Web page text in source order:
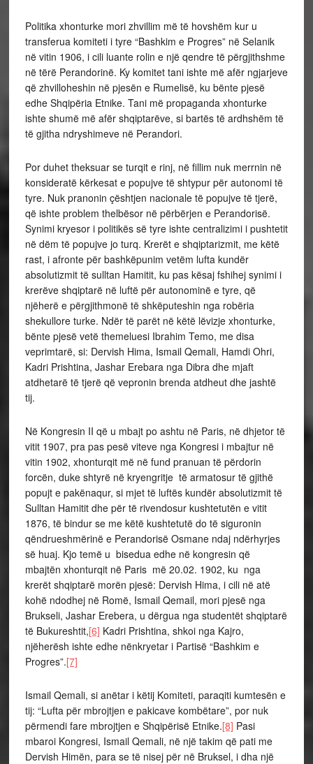
Politika xhonturke mori zhvillim më të hovshëm kur u
transferua komiteti i tyre “Bashkim e Progres” në Selanik
në vitin 1906, i cili luante rolin e një qendre të përgjithshme
në tërë Perandorinë. Ky komitet tani ishte më afër ngjarjeve
që zhvilloheshin në pjesën e Rumelisë, ku bënte pjesë
edhe Shqipëria Etnike. Tani më propaganda xhonturke
ishte shumë më afër shqiptarëve, si bartës të ardhshëm të
të gjitha ndryshimeve në Perandori.
Por duhet theksuar se turqit e rinj, në fillim nuk merrnin në
konsideratë kërkesat e popujve të shtypur për autonomi të
tyre. Nuk pranonin çështjen nacionale të popujve të tjerë,
që ishte problem thelbësor në përbërjen e Perandorisë.
Synimi kryesor i politikës së tyre ishte centralizimi i pushtetit
në dëm të popujve jo turq. Krerët e shqiptarizmit, me këtë
rast, i afronte për bashkëpunim vetëm lufta kundër
absolutizmit të sulltan Hamitit, ku pas kësaj fshihej synimi i
krerëve shqiptarë në luftë për autonominë e tyre, që
njëherë e përgjithmonë të shkëputeshin nga robëria
shekullore turke. Ndër të parët në këtë lëvizje xhonturke,
bënte pjesë vetë themeluesi Ibrahim Temo, me disa
veprimtarë, si: Dervish Hima, Ismail Qemali, Hamdi Ohri,
Kadri Prishtina, Jashar Erebara nga Dibra dhe mjaft
atdhetarë të tjerë që vepronin brenda atdheut dhe jashtë
tij.
Në Kongresin II që u mbajt po ashtu në Paris, në dhjetor të
vitit 1907, pra pas pesë viteve nga Kongresi i mbajtur në
vitin 1902, xhonturqit më në fund pranuan të përdorin
forcën, duke shtyrë në kryengritje të armatosur të gjithë
popujt e pakënaqur, si mjet të luftës kundër absolutizmit të
Sulltan Hamitit dhe për të rivendosur kushtetutën e vitit
1876, të bindur se me këtë kushtetutë do të siguronin
qëndrueshmërinë e Perandorisë Osmane ndaj ndërhyrjes
së huaj. Kjo temë u bisedua edhe në kongresin që
mbajtën xhonturqit në Paris më 20.02. 1902, ku nga
krerët shqiptarë morën pjesë: Dervish Hima, i cili në atë
kohë ndodhej në Romë, Ismail Qemail, mori pjesë nga
Brukseli, Jashar Erebera, u dërgua nga studentët shqiptarë
të Bukureshtit,[6] Kadri Prishtina, shkoi nga Kajro,
njëherësh ishte edhe nënkryetar i Partisë “Bashkim e
Progres”.[7]
Ismail Qemali, si anëtar i këtij Komiteti, paraqiti kumtesën e
tij: “Lufta për mbrojtjen e pakicave kombëtare”, por nuk
përmendi fare mbrojtjen e Shqipërisë Etnike.[8] Pasi
mbaroi Kongresi, Ismail Qemali, në një takim që pati me
Dervish Himën, para se të nisej për në Bruksel, i dha një